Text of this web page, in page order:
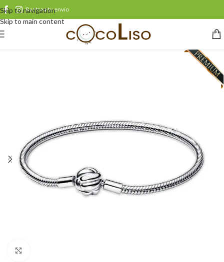
Skip to navigation
Skip to main content
Rastrea tu envío